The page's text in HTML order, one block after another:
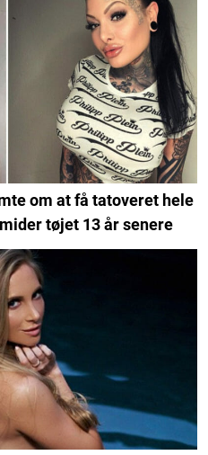
om at få tatoveret hele
tøjet 13 år senere